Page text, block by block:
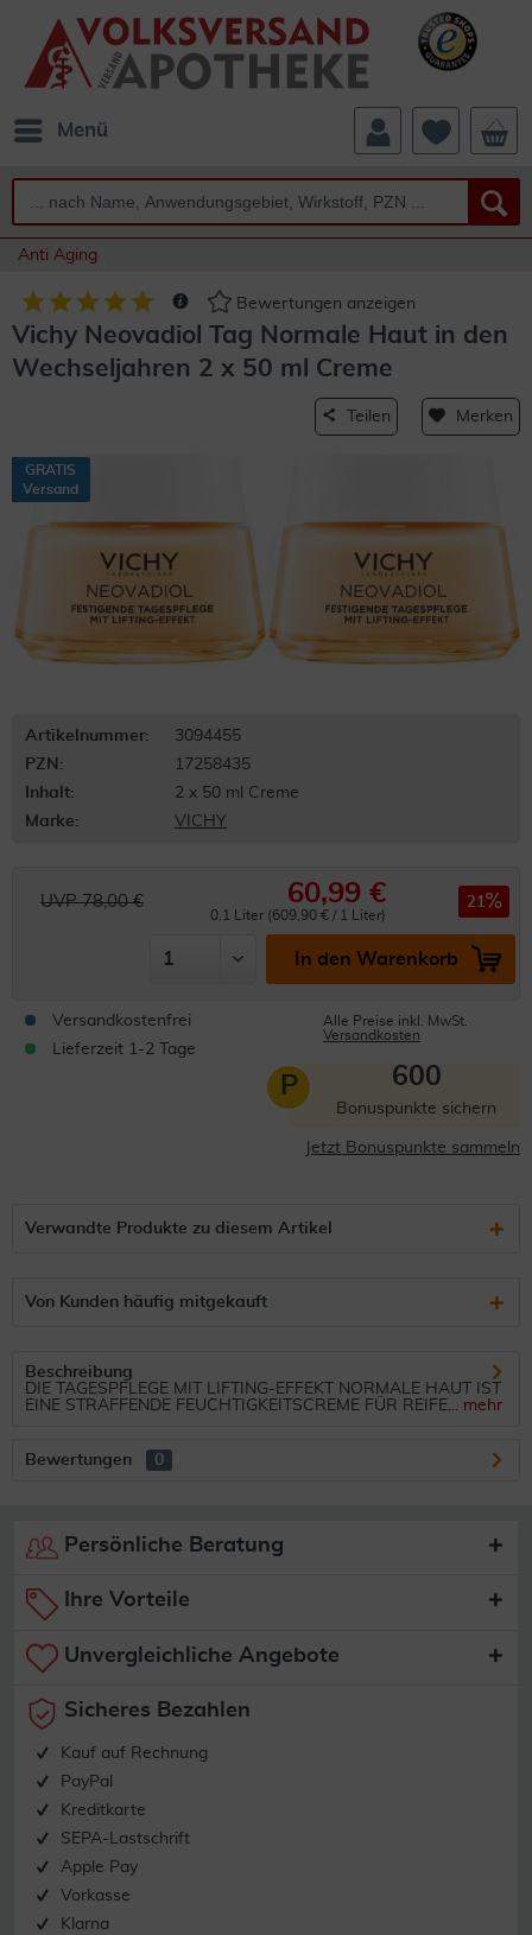
Menü
Anti Aging
Bewertungen anzeigen
Vichy Neovadiol Tag Normale Haut in den
Wechseljahren 2 x 50 ml Creme
Teilen Merken
GRATIS
Versand
Artikelnummer:
3094455
PZN:
17258435
Inhalt:
2 x 50 ml Creme
Marke:
VICHY
UVP 78,00 € 60,99 €
0.1 Liter (609,90 € / 1 Liter)
21
In den Warenkorb
Versandkostenfrei
Lieferzeit 1-2 Tage
Alle Preise inkl. MwSt.
Versandkosten
P 600
Bonuspunkte sichern
Jetzt Bonuspunkte sammeln
Verwandte Produkte zu diesem Artikel
Von Kunden häufig mitgekauft
Beschreibung
DIE TAGESPFLEGE MIT LIFTING-EFFEKT NORMALE HAUT IST
EINE STRAFFENDE FEUCHTIGKEITSCREME FÜR REIFE... mehr
Bewertungen 0
Persönliche Beratung
Ihre Vorteile
Unvergleichliche Angebote
Sicheres Bezahlen
Kauf auf Rechnung
PayPal
Kreditkarte
SEPA-Lastschrift
Apple Pay
Vorkasse
Klarna